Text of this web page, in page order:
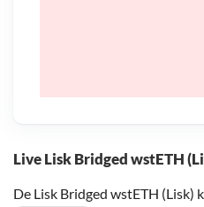
Live Lisk Bridged wstETH
De Lisk Bridged wstETH (Lisk)